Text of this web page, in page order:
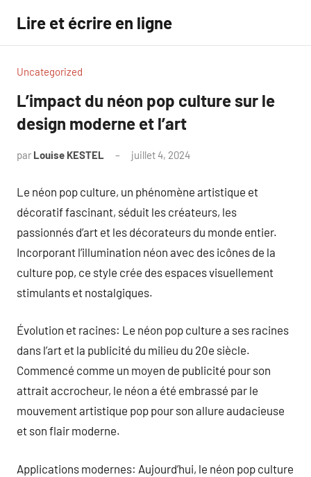
contenu
Lire et écrire en ligne
Uncategorized
L’impact du néon pop culture sur le
design moderne et l’art
par Louise KESTEL juillet 4, 2024
Le néon pop culture, un phénomène artistique et
décoratif fascinant, séduit les créateurs, les
passionnés d’art et les décorateurs du monde entier.
Incorporant l’illumination néon avec des icônes de la
culture pop, ce style crée des espaces visuellement
stimulants et nostalgiques.
Évolution et racines: Le néon pop culture a ses racines
dans l’art et la publicité du milieu du 20e siècle.
Commencé comme un moyen de publicité pour son
attrait accrocheur, le néon a été embrassé par le
mouvement artistique pop pour son allure audacieuse
et son flair moderne.
Applications modernes: Aujourd’hui, le néon pop culture